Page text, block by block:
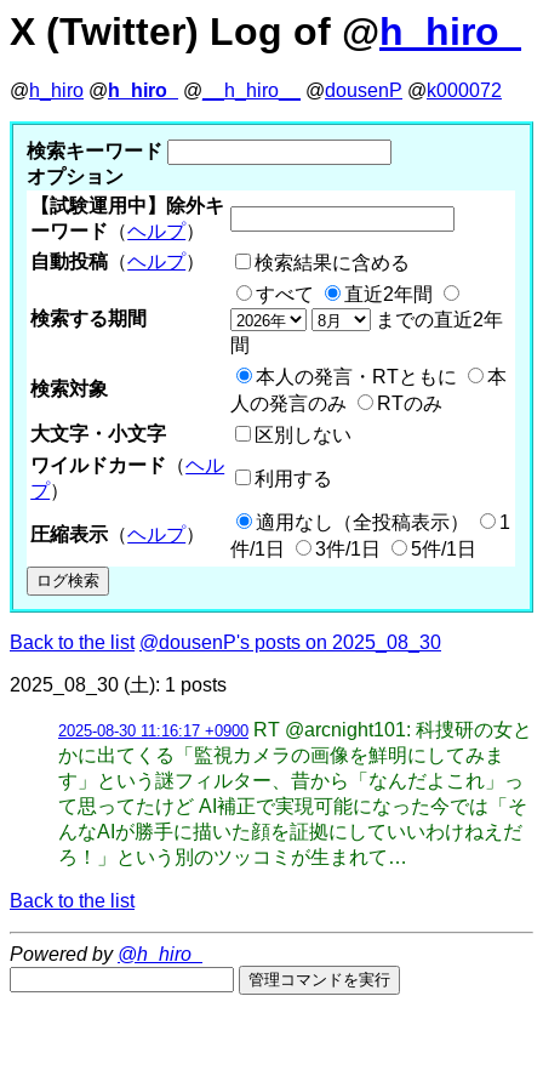
X (Twitter) Log of @h_hiro_
@h_hiro @ h_hiro_ @ __h_hiro__ @dousenP @k000072
検索キーワード
オプション
【試験運用中】除外キ
ーワード （ヘルプ）
自動投稿 （ヘルプ） 検索結果に含める
検索する期間
すべて
直近2年間
までの直近2年
間
検索対象
本人の発言・RTともに
本
人の発言のみ
RTのみ
大文字・小文字
区別しない
ワイルドカード （ヘル
プ）
利用する
圧縮表示 （ヘルプ）
適用なし（全投稿表示）
1
件/1日
3件/1日 5件/1日
Back to the list @dousenP's posts on 2025_08_30
2025_08_30 (土): 1 posts
2025-08-30 11:16:17 +0900 RT @arcnight101: 科捜研の女と
かに出てくる「監視カメラの画像を鮮明にしてみま
す」という謎フィルター、昔から「なんだよこれ」っ
て思ってたけど AI補正で実現可能になった今では「そ
んなAIが勝手に描いた顔を証拠にしていいわけねえだ
ろ！」という別のツッコミが生まれて…
Back to the list
Powered by @h_hiro_